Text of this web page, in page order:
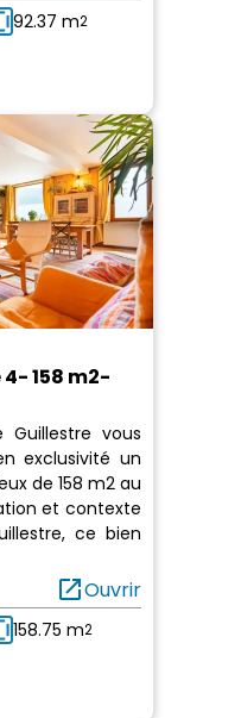
92.37 m2
158 m2-
Guillestre vous
exclusivité un
de 158 m2 au
et contexte
ce bien
open_in_newOuvrir
158.75 m2